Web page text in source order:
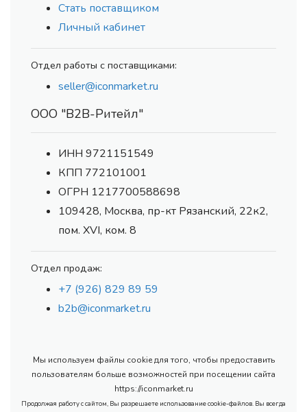
Стать поставщиком
Личный кабинет
Отдел работы с поставщиками:
seller@iconmarket.ru
ООО "В2В-Ритейл"
ИНН 9721151549
КПП 772101001
ОГРН 1217700588698
109428, Москва, пр-кт Рязанский, 22к2,
пом. XVI, ком. 8
Отдел продаж:
+7 (926) 829 89 59
b2b@iconmarket.ru
Мы используем файлы cookie для того, чтобы предоставить
пользователям больше возможностей при посещении сайта
https://iconmarket.ru
Продолжая работу с сайтом, Вы разрешаете использование cookie-файлов. Вы всегда